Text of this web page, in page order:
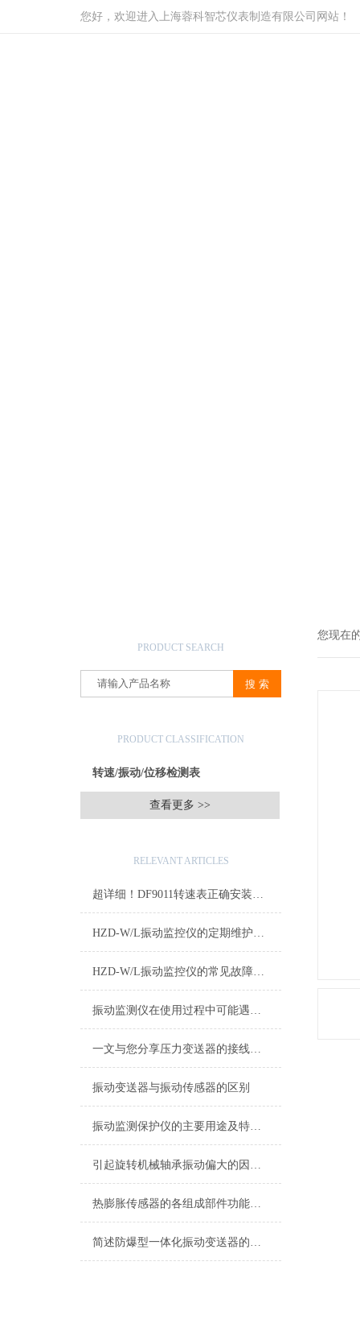
您好，欢迎进入上海蓉科智芯仪表制造有限公司网站！
PRODUCT SEARCH
PRODUCT CLASSIFICATION
转速/振动/位移检测表
查看更多 >>
RELEVANT ARTICLES
超详细！DF9011转速表正确安装步骤全指南
HZD-W/L振动监控仪的定期维护保养制度介绍
HZD-W/L振动监控仪的常见故障相应解决方法
振动监测仪在使用过程中可能遇到的故障及相应解决方法介绍
一文与您分享压力变送器的接线方法
振动变送器与振动传感器的区别
振动监测保护仪的主要用途及特点说明
引起旋转机械轴承振动偏大的因素有哪些？
热膨胀传感器的各组成部件功能特点分享
简述防爆型一体化振动变送器的常见故障解决方法
您现在